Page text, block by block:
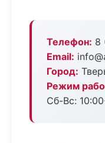
Телефон: 8
Email:
Город:
Режим
Сб-Вс: